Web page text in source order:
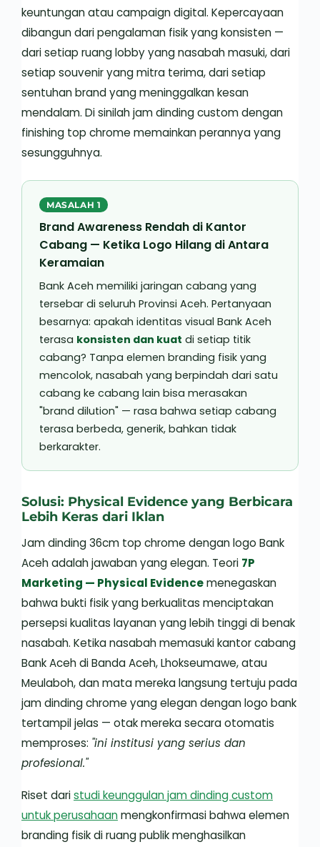
keuntungan atau campaign digital. Kepercayaan
dibangun dari pengalaman fisik yang konsisten —
dari setiap ruang lobby yang nasabah masuki, dari
setiap souvenir yang mitra terima, dari setiap
sentuhan brand yang meninggalkan kesan
mendalam. Di sinilah jam dinding custom dengan
finishing top chrome memainkan perannya yang
sesungguhnya.
MASALAH 1
Brand Awareness Rendah di Kantor
Cabang — Ketika Logo Hilang di Antara
Keramaian
Bank Aceh memiliki jaringan cabang yang
tersebar di seluruh Provinsi Aceh. Pertanyaan
besarnya: apakah identitas visual Bank Aceh
terasa konsisten dan kuat di setiap titik
cabang? Tanpa elemen branding fisik yang
mencolok, nasabah yang berpindah dari satu
cabang ke cabang lain bisa merasakan
"brand dilution" — rasa bahwa setiap cabang
terasa berbeda, generik, bahkan tidak
berkarakter.
Solusi: Physical Evidence yang Berbicara
Lebih Keras dari Iklan
Jam dinding 36cm top chrome dengan logo Bank
Aceh adalah jawaban yang elegan. Teori 7P
Marketing — Physical Evidencemenegaskan
bahwa bukti fisik yang berkualitas menciptakan
persepsi kualitas layanan yang lebih tinggi di benak
nasabah. Ketika nasabah memasuki kantor cabang
Bank Aceh di Banda Aceh, Lhokseumawe, atau
Meulaboh, dan mata mereka langsung tertuju pada
jam dinding chrome yang elegan dengan logo bank
tertampil jelas — otak mereka secara otomatis
memproses: "ini institusi yang serius dan
profesional."
Riset daristudi keunggulan jam dinding custom
untuk perusahaanmengkonfirmasi bahwa elemen
branding fisik di ruang publik menghasilkan